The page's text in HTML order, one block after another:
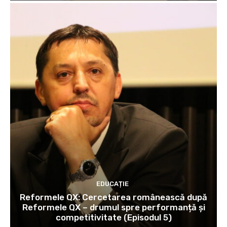
EDUCAȚIE
Reformele QX: Cercetarea românească după
Reformele QX – drumul spre performanță și
competitivitate (Episodul 5)